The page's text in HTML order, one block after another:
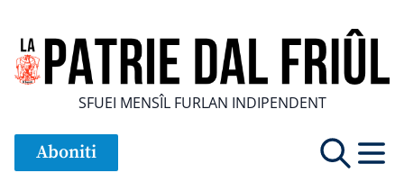
SFUEI MENSÎL FURLAN INDIPENDENT
Aboniti